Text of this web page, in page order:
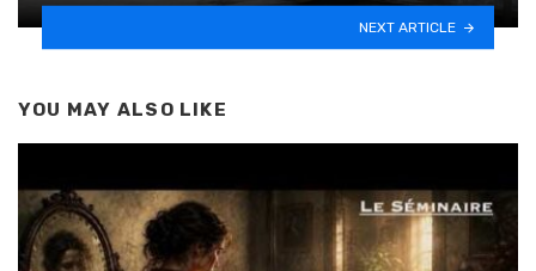
NEXT ARTICLE
YOU MAY ALSO LIKE